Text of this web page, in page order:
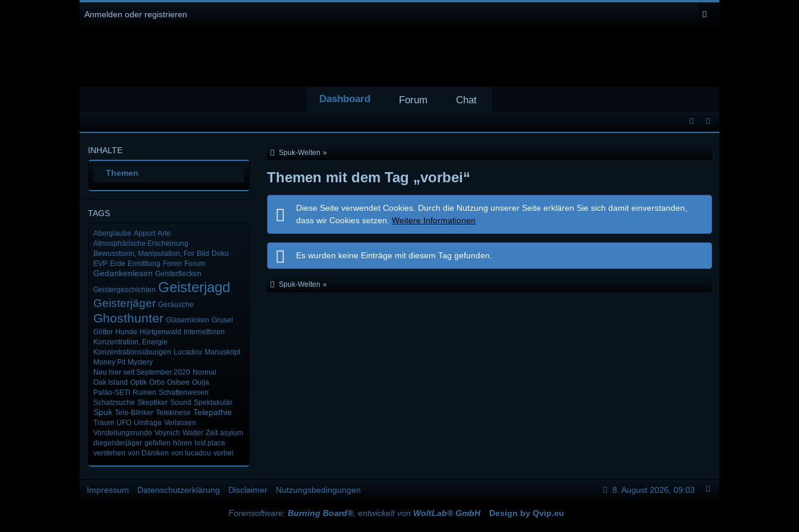
Anmelden oder registrieren
Dashboard Forum Chat
INHALTE
Themen
TAGS
Aberglaube Apport Arte
Atmosphärische Erscheinung
Bewusstsein, Manipulation, For Bild Doku
EVP Erde Ermittlung Foren Forum
Gedankenlesen Geisterflecken
Geistergeschichten Geisterjagd
Geisterjäger Geräusche
Ghosthunter Gläserrücken Grusel
Götter Hunde Hürtgenwald
Internetforen
Konzentration, Energie
Konzentrationsübungen Lucadou Manuskript
Money Pit Mystery
Neu hier seit September 2020 Normal
Oak Island Optik Orbs Ostsee Ouija
Paläo-SETI
Ruinen Schattenwesen
Schatzsuche Skeptiker Sound Spektakulär
Spuk Tele-Blinker Telekinese Telepathie
Traum UFO Umfrage Verlassen
Vorstellungsrunde Voynich Walter Zeit asylum
diegeisterjäger gefallen hören lost place
verstehen von Däniken von lucadou vorbei
Spuk-Welten »
Themen mit dem Tag „vorbei“
Diese Seite verwendet Cookies. Durch die Nutzung unserer Seite erklären Sie sich damit einverstanden,
dass wir Cookies setzen.Weitere Informationen
Es wurden keine Einträge mit diesem Tag gefunden.
Spuk-Welten »
Impressum Datenschutzerklärung Disclaimer Nutzungsbedingungen 8. August 2026, 09:03
Forensoftware: Burning Board®, entwickelt von WoltLab® GmbH